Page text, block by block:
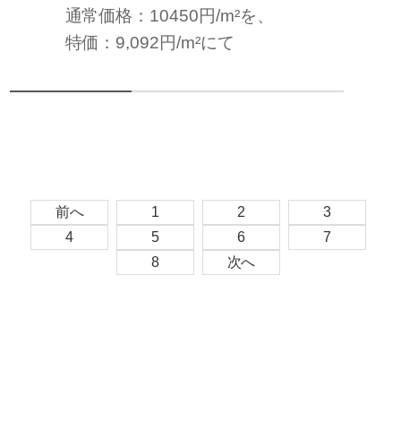
通常価格：10450円/m²を、
特価：9,092円/m²にて
前へ 1 2
3
4
5 6
7
8
次へ